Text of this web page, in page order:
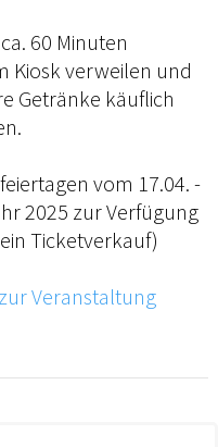
60 Minuten
Kiosk verweilen und
Getränke käuflich
vom 17.04. -
2025 zur Verfügung
Ticketverkauf)
Veranstaltung